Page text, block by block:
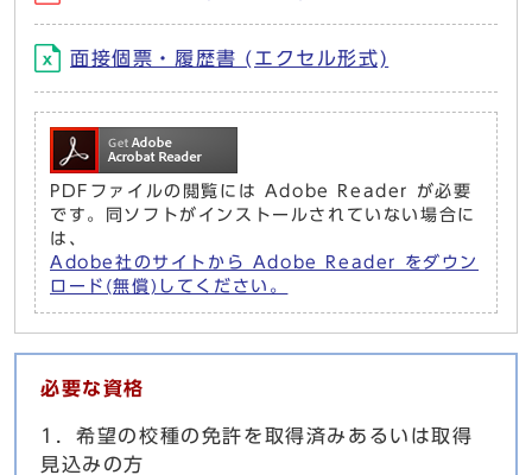
面接個票・履歴書 (エクセル形式)
PDFファイルの閲覧には Adobe Reader が必要
です。同ソフトがインストールされていない場合に
は、
Adobe社のサイトから Adobe Reader をダウン
ロード(無償)してください。
必要な資格
1．希望の校種の免許を取得済みあるいは取得
見込みの方